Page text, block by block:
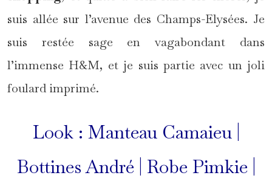
suis allée sur l’avenue des Champs-Elysées. Je
suis restée sage en vagabondant dans
l’immense H&M, et je suis partie avec un joli
foulard imprimé.
Look : Manteau Camaieu |
Bottines André | Robe Pimkie |